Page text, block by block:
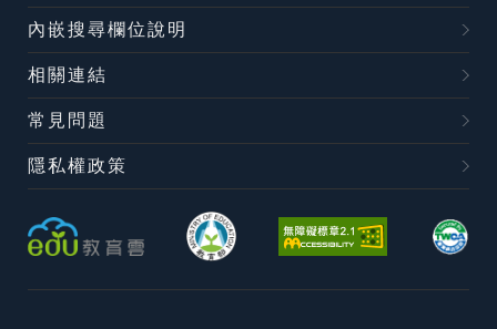
內嵌搜尋欄位說明
相關連結
常見問題
隱私權政策